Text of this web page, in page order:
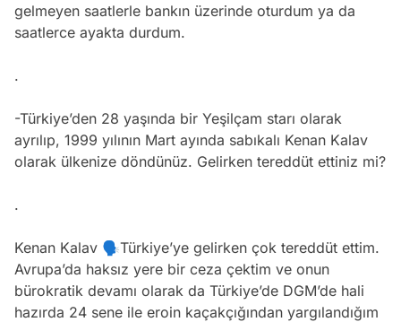
gelmeyen saatlerle bankın üzerinde oturdum ya da
saatlerce ayakta durdum.
.
-Türkiye’den 28 yaşında bir Yeşilçam starı olarak
ayrılıp, 1999 yılının Mart ayında sabıkalı Kenan Kalav
olarak ülkenize döndünüz. Gelirken tereddüt ettiniz mi?
.
Kenan Kalav 🗣Türkiye’ye gelirken çok tereddüt ettim.
Avrupa’da haksız yere bir ceza çektim ve onun
bürokratik devamı olarak da Türkiye’de DGM’de hali
hazırda 24 sene ile eroin kaçakçığından yargılandığım